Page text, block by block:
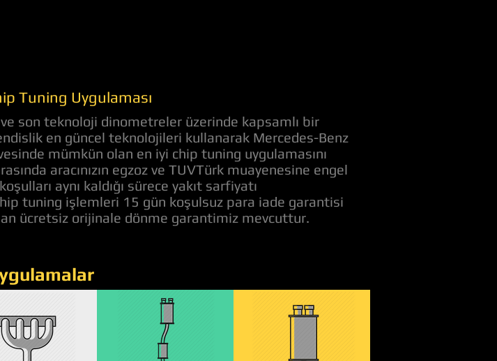
Tuning Uygulaması
son teknoloji dinometreler üzerinde kapsamlı bir
en güncel teknolojileri kullanarak Mercedes-Benz
mümkün olan en iyi chip tuning uygulamasını
aracınızın egzoz ve TUVTürk muayenesine engel
aynı kaldığı sürece yakıt sarfiyatı
tuning işlemleri 15 gün koşulsuz para iade garantisi
ücretsiz orijinale dönme garantimiz mevcuttur.